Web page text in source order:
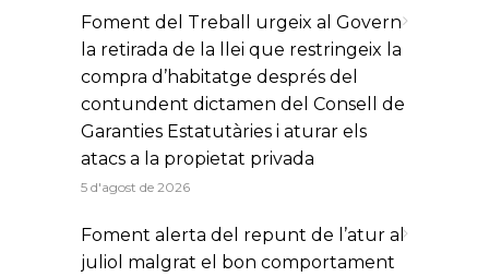
Foment del Treball urgeix al Govern
la retirada de la llei que restringeix la
compra d’habitatge després del
contundent dictamen del Consell de
Garanties Estatutàries i aturar els
atacs a la propietat privada
5 d'agost de 2026
Foment alerta del repunt de l’atur al
juliol malgrat el bon comportament